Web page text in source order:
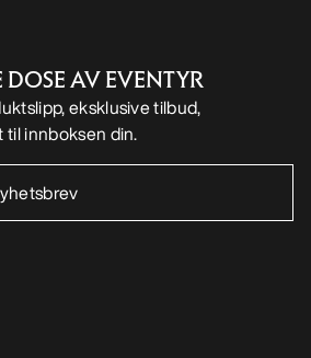
AV EVENTYR
eksklusive tilbud,
innboksen din.